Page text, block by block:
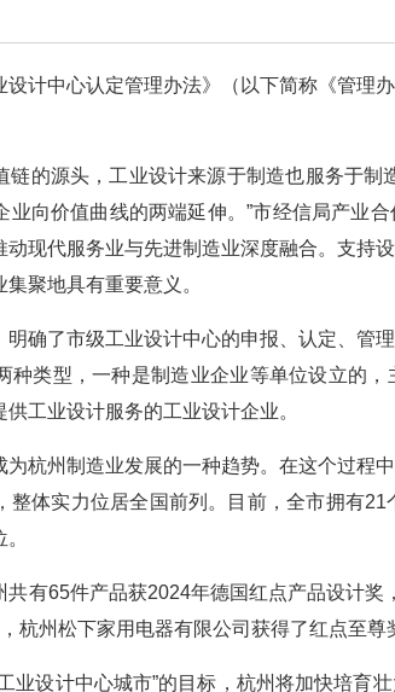
设计中心认定管理办法》（以下简称《管理
链的源头，工业设计来源于制造也服务于制
业向价值曲线的两端延伸。”市经信局产业
动现代服务业与先进制造业深度融合。支持
聚地具有重要意义。
明确了市级工业设计中心的申报、认定、管
种类型，一种是制造业企业等单位设立的
工业设计服务的工业设计企业。
为杭州制造业发展的一种趋势。在这个过程
整体实力位居全国前列。目前，全市拥有
共有65件产品获2024年德国红点产品设计
杭州松下家用电器有限公司获得了红点至尊
业设计中心城市”的目标，杭州将加快培育